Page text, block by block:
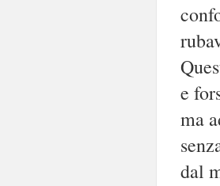
e
ma
dal